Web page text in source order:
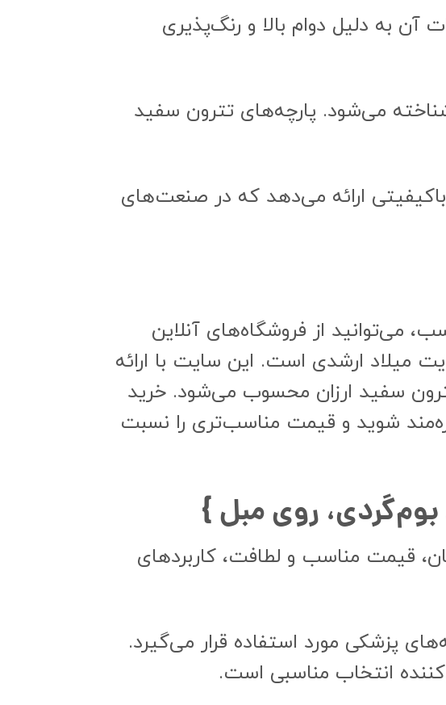
آن به دلیل دوام بالا و رنگ‌پذیری
شناخته می‌شود. پارچه‌های تترون سفید
تترون سفید با عرض ۲ متر، محصولات باکیفیتی ارائه می‌دهد که در صنعت‌های
و با قیمت مناسب، می‌توانید از فروشگاه‌های آنلاین
میلاد ارشدی است. این سایت با ارائه
سفید ارزان محسوب می‌شود. خرید
شوید و قیمت مناسب‌تری را نسبت
بوم‌گردی، روی مبل }
آسان، قیمت مناسب و لطافت، کاربردهای
پزشکی مورد استفاده قرار می‌گیرد.
انتخاب مناسبی است.